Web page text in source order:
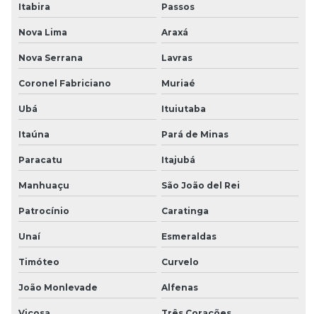
Itabira Passos
Nova Lima Araxá
Nova Serrana Lavras
Coronel Fabriciano Muriaé
Ubá Ituiutaba
Itaúna Pará de Minas
Paracatu Itajubá
Manhuaçu São João del Rei
Patrocínio Caratinga
Unaí Esmeraldas
Timóteo Curvelo
João Monlevade Alfenas